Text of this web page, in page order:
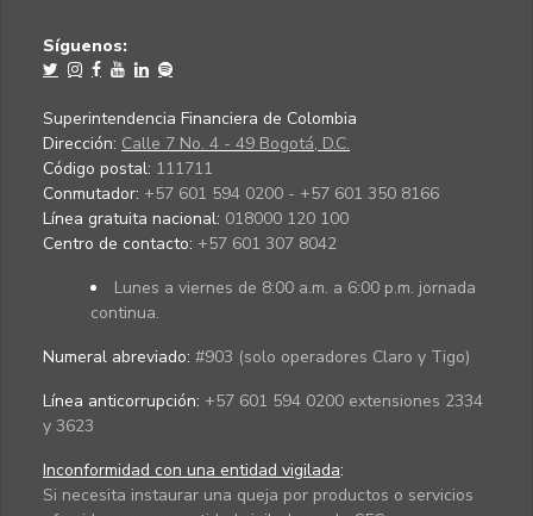
Síguenos:
Superintendencia Financiera de Colombia
Dirección: Calle 7 No. 4 - 49 Bogotá, D.C.
Código postal: 111711
Conmutador: +57 601 594 0200 - +57 601 350 8166
Línea gratuita nacional: 018000 120 100
Centro de contacto: +57 601 307 8042
Lunes a viernes de 8:00 a.m. a 6:00 p.m. jornada
continua.
Numeral abreviado: #903 (solo operadores Claro y Tigo)
Línea anticorrupción: +57 601 594 0200 extensiones 2334
y 3623
Inconformidad con una entidad vigilada:
Si necesita instaurar una queja por productos o servicios